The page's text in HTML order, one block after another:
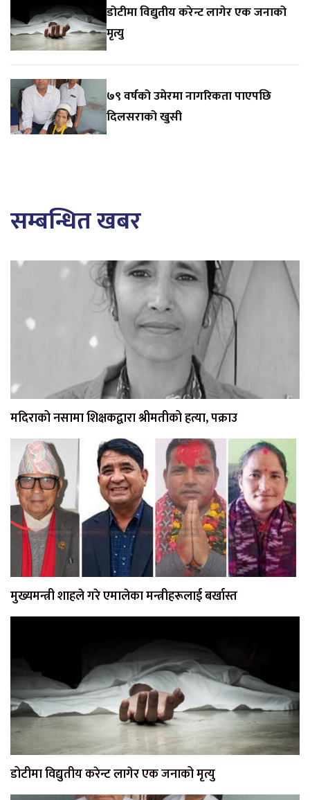
डोटीमा विद्युतीय करेन्ट लागेर एक जनाको
मृत्यु
७९ वर्षको उमेरमा नागरिकता पाएपछि
दिलसराको खुसी
सम्बन्धित खबर
मदिराको नसामा शिक्षकद्वारा श्रीमतीको हत्या, पक्राउ
मुख्यमन्त्री शाहले गरे एमालेका मन्त्रीहरूलाई बर्खास्त
डोटीमा विद्युतीय करेन्ट लागेर एक जनाको मृत्यु